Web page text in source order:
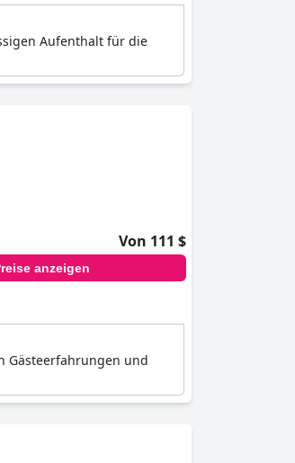
Aufenthalt für die
Von 111 $
anzeigen
Gästeerfahrungen und